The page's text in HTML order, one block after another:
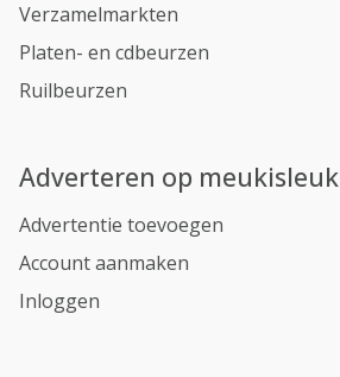
Verzamelmarkten
Platen- en cdbeurzen
Ruilbeurzen
Adverteren op meukisleuk
Advertentie toevoegen
Account aanmaken
Inloggen